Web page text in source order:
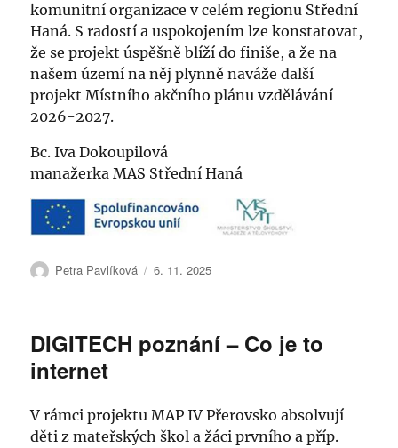
komunitní organizace v celém regionu Střední
Haná. S radostí a uspokojením lze konstatovat,
že se projekt úspěšně blíží do finiše, a že na
našem území na něj plynně naváže další
projekt Místního akčního plánu vzdělávání
2026-2027.
Bc. Iva Dokoupilová
manažerka MAS Střední Haná
Autor:
Petra Pavlíková Publikováno:
6. 11. 2025
DIGITECH poznání – Co je to
internet
V rámci projektu MAP IV Přerovsko absolvují
děti z mateřských škol a žáci prvního a příp.